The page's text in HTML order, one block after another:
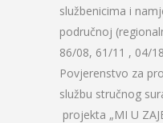
službenicima i
područnoj
86/08, 61/11 , 04/
Povjerenstvo za
službu stručnog
projekta „MI U